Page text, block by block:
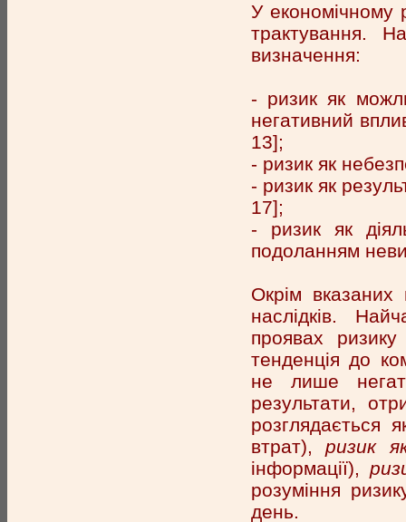
У економічному
трактування.
визначення:
- ризик як
негативний
13];
- ризик як
- ризик як
17];
- ризик як
подоланням
Окрім вказаних
наслідків.
проявах
тенденція до
не лише
результати,
розглядається
втрат),ризик
інформації),
розуміння
день.